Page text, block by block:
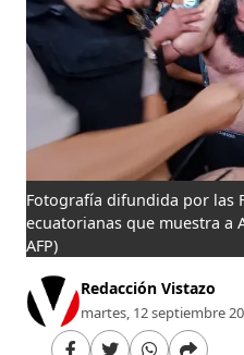
Fotografía difundida por las
ecuatorianas que muestra a
AFP)
Redacción Vistazo
martes, 12 septiembre